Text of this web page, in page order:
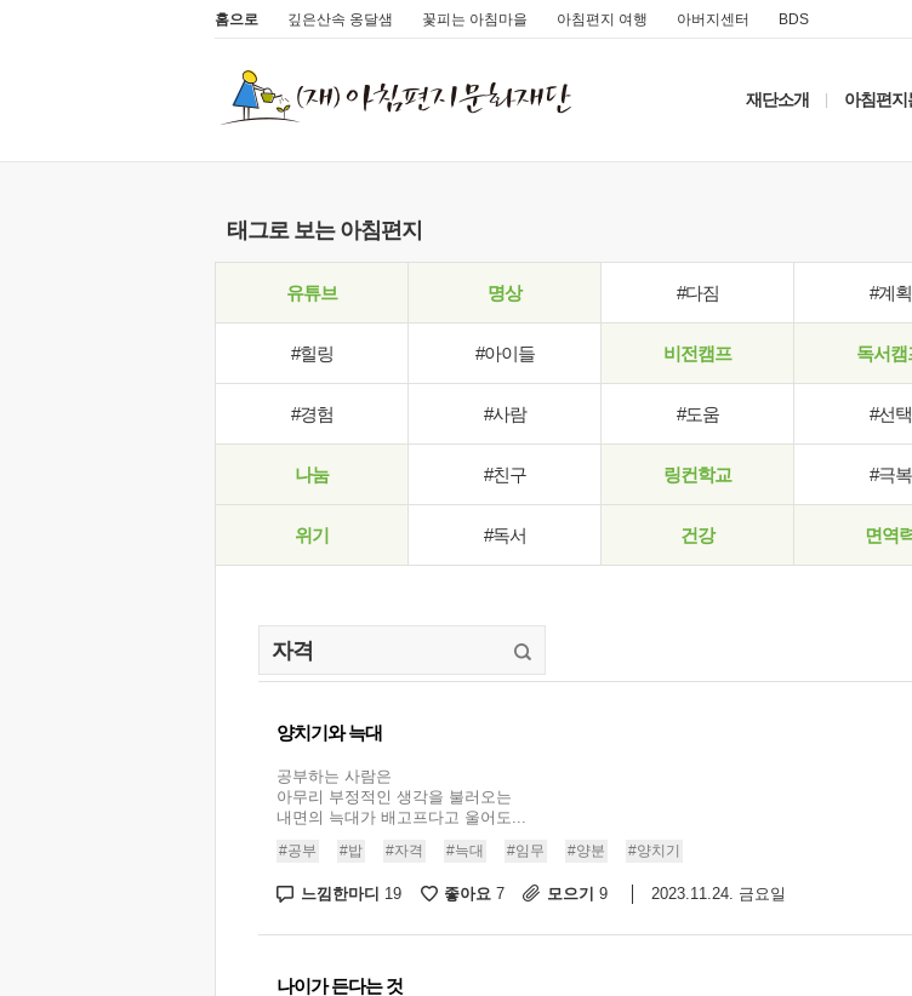
홈으로 깊은산속 옹달샘 꽃피는 아침마을 아침편지 여행 아버지센터 BDS
재단소개 아침편지
태그로 보는 아침편지
유튜브 명상 #다짐 #계획
#힐링 #아이들 비전캠프 독서캠
#경험 #사람 #도움 #선택
나눔 #친구 링컨학교 #극복
위기 #독서 건강 면역
양치기와 늑대
공부하는 사람은
아무리 부정적인 생각을 불러오는
내면의 늑대가 배고프다고 울어도...
#공부 #밥 #자격 #늑대 #임무 #양분 #양치기
느낌한마디 19 좋아요 7 모으기 9 2023.11.24. 금요일
나이가 든다는 것